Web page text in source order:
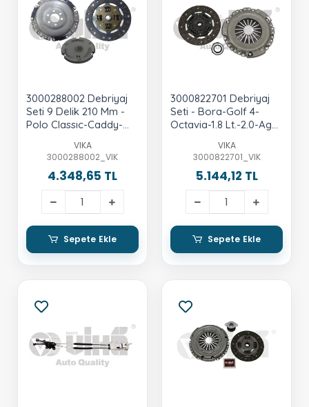
3000288002 Debriyaj
Seti 9 Delik 210 Mm -
Polo Classıc-Caddy-
Lt.-1Y-Aey-Aft
VIKA
3000288002_VIK
4.348,65 TL
Sepete Ekle
3000822701 Debriyaj
Seti - Bora-Golf 4-
Octavia-1.8 Lt.-2.0-Agn-
Ibiza-Cordoba-1.4 Lt.-
Tdı-Amf-Bnv-
Transporter T4-1.9 Lt.-
VIKA
3000822701_VIK
5.144,12 TL
Sepete Ekle